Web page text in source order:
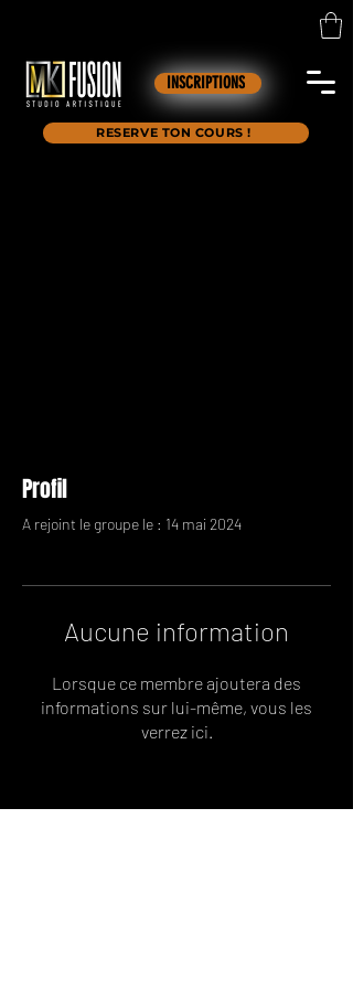
INSCRIPTIONS
RESERVE TON COURS !
Profil
A rejoint le groupe le : 14 mai 2024
Aucune information
Lorsque ce membre ajoutera des
informations sur lui-même, vous les
verrez ici.